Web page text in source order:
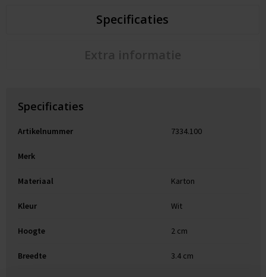
Specificaties
Specificaties
Artikelnummer 7334.100
Merk
Materiaal Karton
Kleur Wit
Hoogte 2 cm
Breedte 3.4 cm